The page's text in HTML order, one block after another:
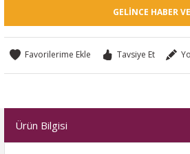
GELINCE HABER
Tavsiye Et
Ürün Bilgisi